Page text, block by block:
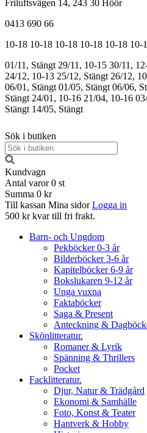
Friluftsvägen 14, 243 30 Höör
0413 690 66
10-18 10-18 10-18 10-18 10-18 10-
01/11, Stängt 29/11, 10-15 30/11,
24/12, 10-13 25/12, Stängt 26/12,
06/01, Stängt 01/05, Stängt 06/06,
Stängt 24/01, 10-16 21/04, 10-16
Stängt 14/05, Stängt
Sök i butiken
Kundvagn
Antal varor 0 st
Summa 0 kr
Till kassan Mina sidor Logga in
500 kr kvar till fri frakt.
Barn- och Ungdom
Pekböcker 0-3 år
Bilderböcker 3-6 år
Kapitelböcker 6-9 år
Bokslukaren 9-12 år
Unga vuxna
Faktaböcker
Saga & Present
Anteckning &
Skönlitteratur.
Romaner & Lyrik
Spänning & Thrillers
Pocket
Facklitteratur.
Djur, Natur & Trädgård
Ekonomi & Samhälle
Foto, Konst & Teater
Hantverk & Hobby